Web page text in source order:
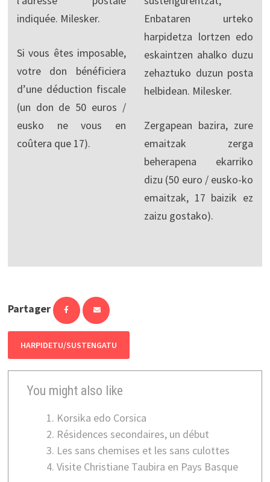
indiquée. Milesker.
Si vous êtes imposable,
votre don bénéficiera
d’une déduction fiscale
(un don de 50 euros /
eusko ne vous en
coûtera que 17).
Enbataren urteko
harpidetza lortzen edo
eskaintzen ahalko duzu
zehaztuko duzun posta
helbidean. Milesker.
Zergapean bazira, zure
emaitzak zerga
beherapena ekarriko
dizu (50 euro / eusko-ko
emaitzak, 17 baizik ez
zaizu gostako).
Partager
HARPIDETU/SUSTENGATU
You might also like
Korsika edo Corsica
Résidences secondaires, un début
Les sans chemises et les sans culottes
Visite Christiane Taubira en Pays Basque